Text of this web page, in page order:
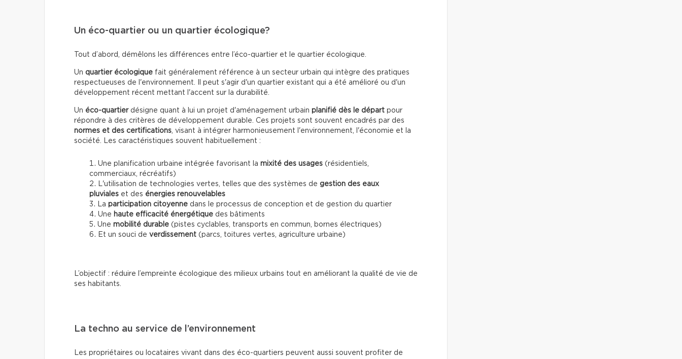
Un éco-quartier ou un quartier écologique?
Tout d’abord, démêlons les différences entre l’éco-quartier et le quartier écologique.
Un quartier écologique fait généralement référence à un secteur urbain qui intègre des pratiques
respectueuses de l'environnement. Il peut s'agir d'un quartier existant qui a été amélioré ou d'un
développement récent mettant l'accent sur la durabilité.
Un éco-quartierdésigne quant à lui un projet d'aménagement urbain planifié dès le départ pour
répondre à des critères de développement durable. Ces projets sont souvent encadrés par des
normes et des certifications, visant à intégrer harmonieusement l'environnement, l'économie et la
société. Les caractéristiques souvent habituellement :
Une planification urbaine intégrée favorisant la mixité des usages (résidentiels,
commerciaux, récréatifs)
L'utilisation de technologies vertes, telles que des systèmes de gestion des eaux
pluviales et des énergies renouvelables
La participation citoyenne dans le processus de conception et de gestion du quartier
Une haute efficacité énergétique des bâtiments
Une mobilité durable (pistes cyclables, transports en commun, bornes électriques)
Et un souci de verdissement (parcs, toitures vertes, agriculture urbaine)
L’objectif : réduire l’empreinte écologique des milieux urbains tout en améliorant la qualité de vie de
ses habitants.
La techno au service de l’environnement
Les propriétaires ou locataires vivant dans des éco-quartiers peuvent aussi souvent profiter de